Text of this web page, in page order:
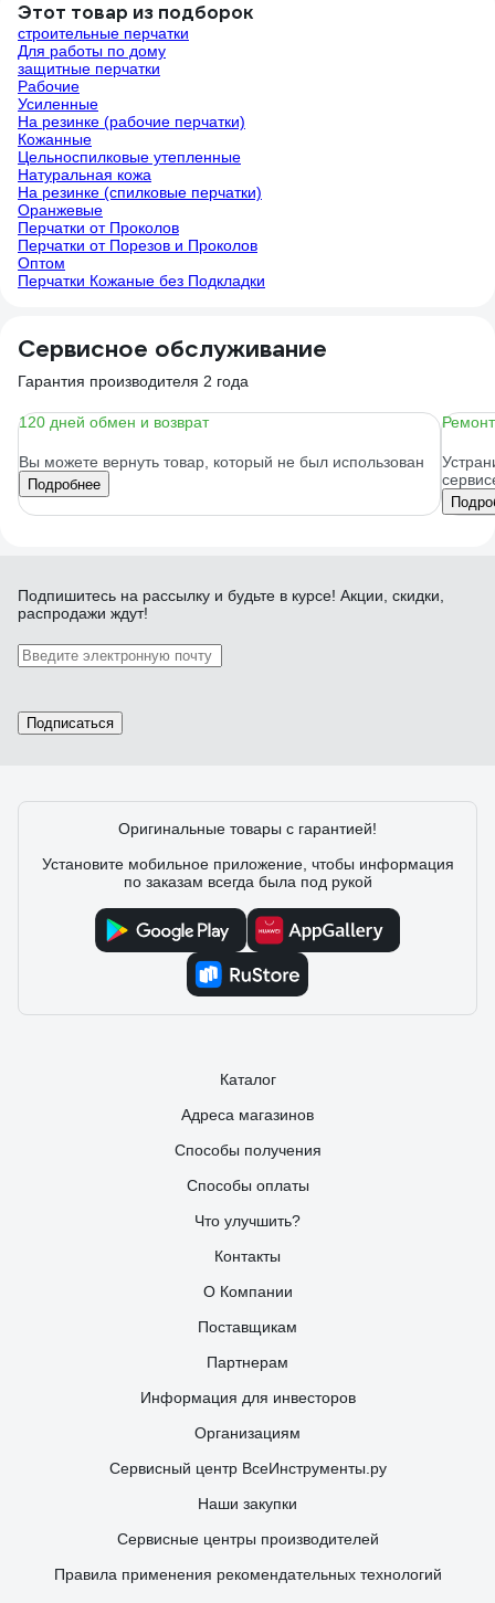
Этот товар из подборок
строительные перчатки
Для работы по дому
защитные перчатки
Рабочие
Усиленные
На резинке (рабочие перчатки)
Кожанные
Цельноспилковые утепленные
Натуральная кожа
На резинке (спилковые перчатки)
Оранжевые
Перчатки от Проколов
Перчатки от Порезов и Проколов
Оптом
Перчатки Кожаные без Подкладки
Сервисное обслуживание
Гарантия производителя 2 года
120 дней обмен и возврат
Вы можете вернуть товар, который не был использован
Подробнее
Подпишитесь на рассылку и будьте в курсе! Акции, скидки,
распродажи ждут!
Подписаться
Оригинальные товары с гарантией!
Установите мобильное приложение, чтобы информация
по заказам всегда была под рукой
Каталог
Адреса магазинов
Способы получения
Способы оплаты
Что улучшить?
Контакты
О Компании
Поставщикам
Партнерам
Информация для инвесторов
Организациям
Сервисный центр ВсеИнструменты.ру
Наши закупки
Сервисные центры производителей
Правила применения рекомендательных технологий